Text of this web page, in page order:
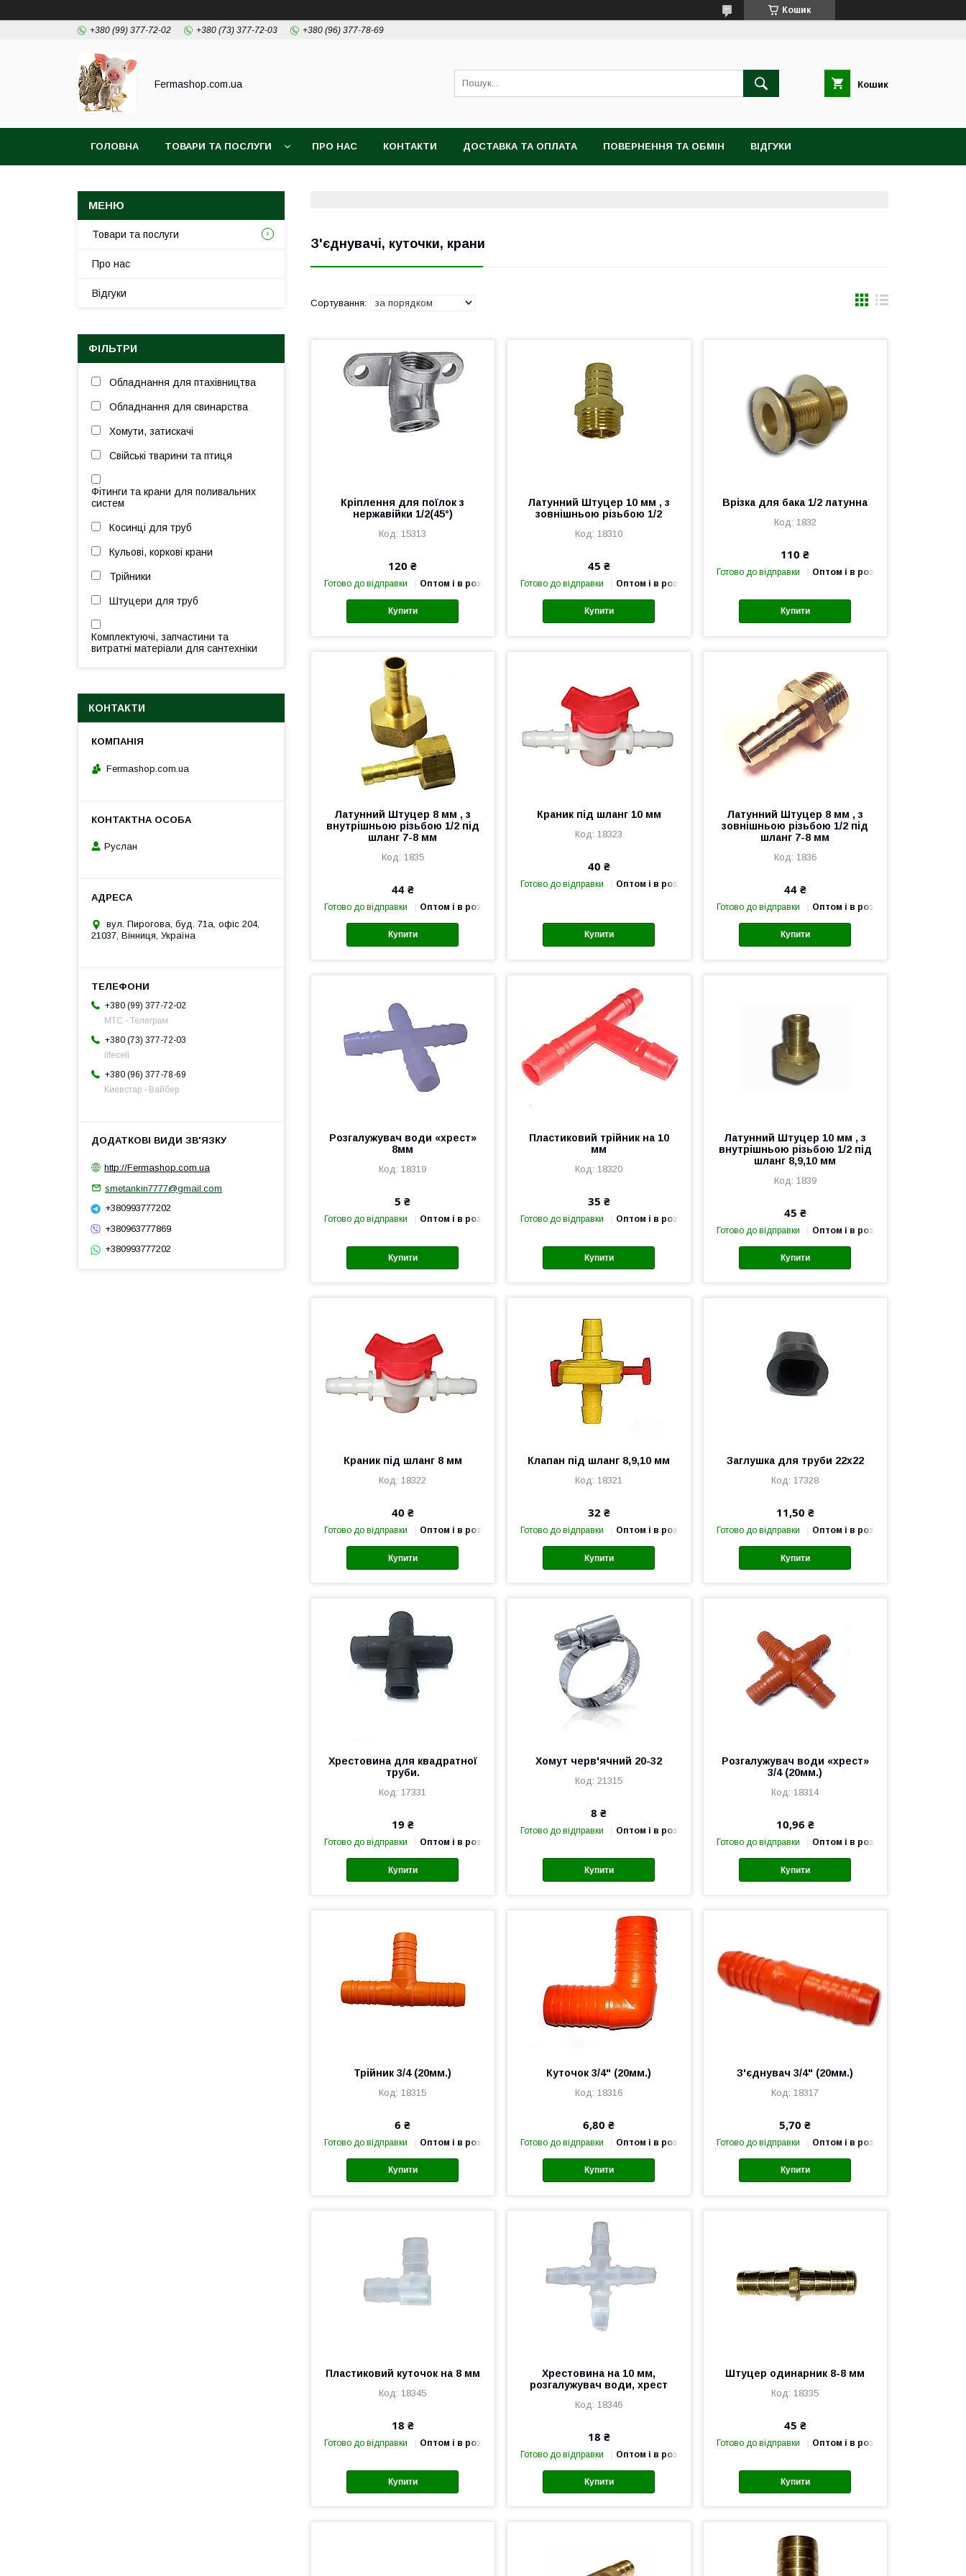
Кошик
+380 (99) 377-72-02 +380 (73) 377-72-03 +380 (96) 377-78-69
Fermashop.com.ua Кошик
ГОЛОВНА ТОВАРИ ТА ПОСЛУГИ ПРО НАС КОНТАКТИ ДОСТАВКА ТА ОПЛАТА ПОВЕРНЕННЯ ТА ОБМІН ВІДГУКИ
З'єднувачі, куточки, крани
Кріплення для поїлок з
нержавійки 1/2(45°)
15313
120 ₴
Готово до відправки Оптом і в роздріб
Купити
Латунний Штуцер 10 мм , з
зовнішньою різьбою 1/2
18310
45 ₴
Готово до відправки Оптом і в роздріб
Купити
Врізка для бака 1/2 латунна
1832
110 ₴
Готово до відправки Оптом і в роздріб
Купити
Латунний Штуцер 8 мм , з
внутрішньою різьбою 1/2 під
шланг 7-8 мм
1835
44 ₴
Готово до відправки Оптом і в роздріб
Купити
Краник під шланг 10 мм
18323
40 ₴
Готово до відправки Оптом і в роздріб
Купити
Латунний Штуцер 8 мм , з
зовнішньою різьбою 1/2 під
шланг 7-8 мм
1836
44 ₴
Готово до відправки Оптом і в роздріб
Купити
Розгалужувач води «хрест»
8мм
18319
5 ₴
Готово до відправки Оптом і в роздріб
Купити
Пластиковий трійник на 10
мм
18320
35 ₴
Готово до відправки Оптом і в роздріб
Купити
Латунний Штуцер 10 мм , з
внутрішньою різьбою 1/2 під
шланг 8,9,10 мм
1839
45 ₴
Готово до відправки Оптом і в роздріб
Купити
Краник під шланг 8 мм
18322
40 ₴
Готово до відправки Оптом і в роздріб
Купити
Клапан під шланг 8,9,10 мм
18321
32 ₴
Готово до відправки Оптом і в роздріб
Купити
Заглушка для труби 22х22
17328
11,50 ₴
Готово до відправки Оптом і в роздріб
Купити
Хрестовина для квадратної
труби.
17331
19 ₴
Готово до відправки Оптом і в роздріб
Купити
Хомут черв'ячний 20-32
21315
8 ₴
Готово до відправки Оптом і в роздріб
Купити
Розгалужувач води «хрест»
3/4 (20мм.)
18314
10,96 ₴
Готово до відправки Оптом і в роздріб
Купити
Трійник 3/4 (20мм.)
18315
6 ₴
Готово до відправки Оптом і в роздріб
Купити
Куточок 3/4" (20мм.)
18316
6,80 ₴
Готово до відправки Оптом і в роздріб
Купити
З'єднувач 3/4" (20мм.)
18317
5,70 ₴
Готово до відправки Оптом і в роздріб
Купити
Пластиковий куточок на 8 мм
18345
18 ₴
Готово до відправки Оптом і в роздріб
Купити
Хрестовина на 10 мм,
розгалужувач води, хрест
18346
18 ₴
Готово до відправки Оптом і в роздріб
Купити
Штуцер одинарник 8-8 мм
18335
45 ₴
Готово до відправки Оптом і в роздріб
Купити
Товари та послуги
Про нас
Відгуки
ФІЛЬТРИ
Обладнання для птахівництва
Обладнання для свинарства
Хомути, затискачі
Свійські тварини та птиця
Фітинги та крани для поливальних
систем
Косинці для труб
Кульові, коркові крани
Трійники
Штуцери для труб
Комплектуючі, запчастини та
витратні матеріали для сантехніки
КОНТАКТИ
Fermashop.com.ua
Руслан
вул. Пирогова, буд. 71а, офіс 204,
21037, Вінниця, Україна
+380 (99) 377-72-02
МТС - Телеграм
+380 (73) 377-72-03
lifecell
+380 (96) 377-78-69
Киевстар - Вайбер
http://Fermashop.com.ua
smetankin7777@gmail.com
+380993777202
+380963777869
+380993777202